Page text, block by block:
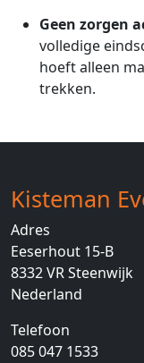
Geen zorgen
volledige
hoeft alleen
trekken.
Kisteman
Adres
Eeserhout 15-B
8332 VRSteenwijk
Nederland
Telefoon
085 047 1533